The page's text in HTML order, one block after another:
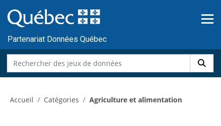
au
contenu
Partenariat Données Québec
Accueil Catégories Agriculture et alimentation